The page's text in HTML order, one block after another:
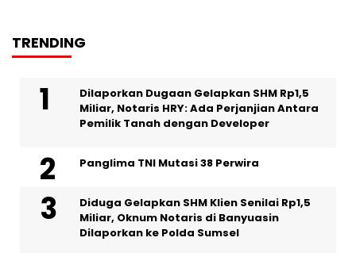
TRENDING
Dilaporkan Dugaan Gelapkan SHM Rp1,5
Miliar, Notaris HRY: Ada Perjanjian Antara
Pemilik Tanah dengan Developer
Panglima TNI Mutasi 38 Perwira
Diduga Gelapkan SHM Klien Senilai Rp1,5
Miliar, Oknum Notaris di Banyuasin
Dilaporkan ke Polda Sumsel ‎